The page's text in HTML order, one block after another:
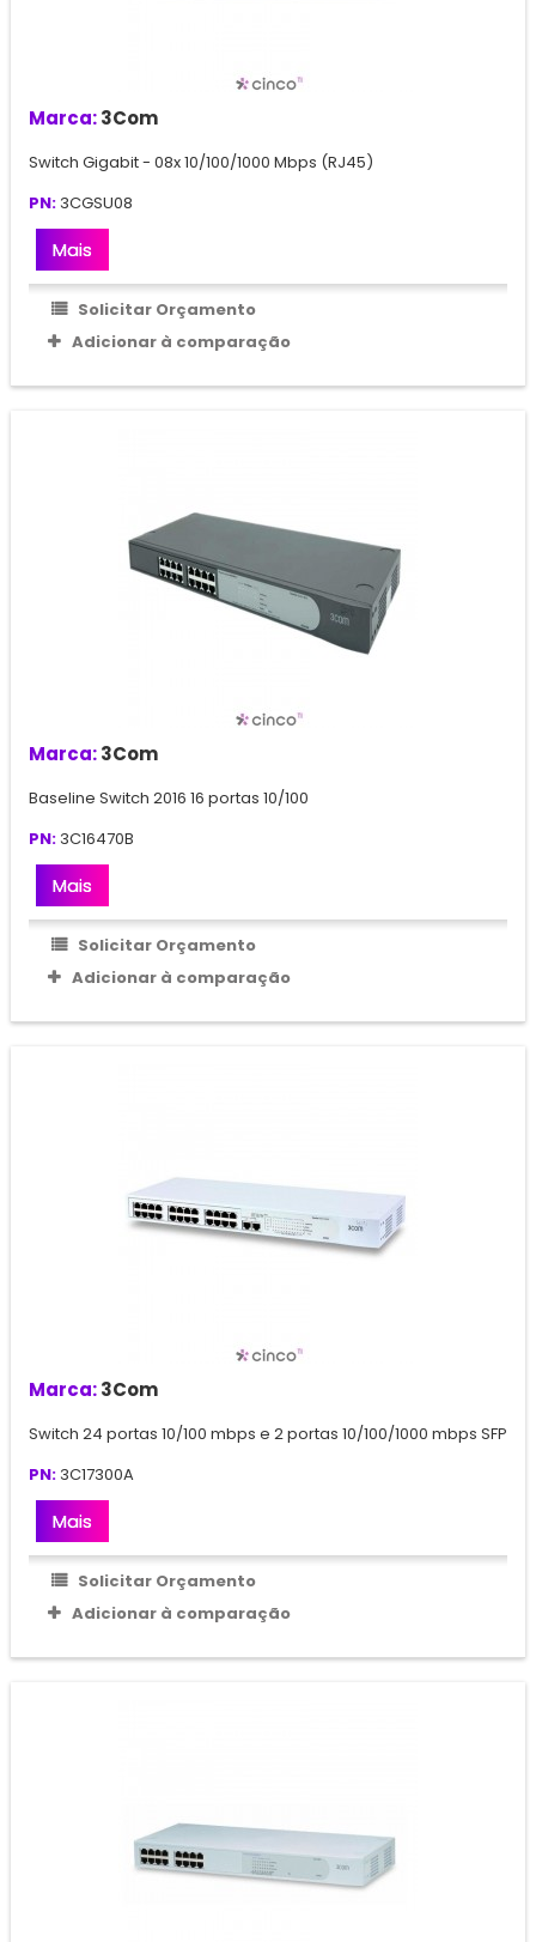
Marca:3Com
Switch Gigabit - 08x 10/100/1000 Mbps (RJ45)
PN: 3CGSU08
Mais
Solicitar Orçamento
Adicionar à comparação
Marca:3Com
Baseline Switch 2016 16 portas 10/100
PN: 3C16470B
Mais
Solicitar Orçamento
Adicionar à comparação
Marca:3Com
Switch 24 portas 10/100 mbps e 2 portas 10/100/1000 mbps SFP
PN: 3C17300A
Mais
Solicitar Orçamento
Adicionar à comparação